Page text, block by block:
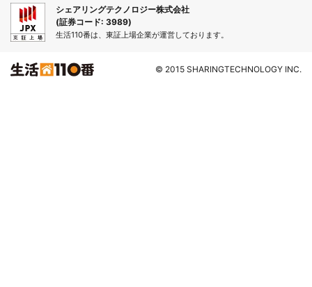
シェアリングテクノロジー株式会社
(証券コード: 3989)
生活110番は、東証上場企業が運営しております。
© 2015 SHARINGTECHNOLOGY INC.